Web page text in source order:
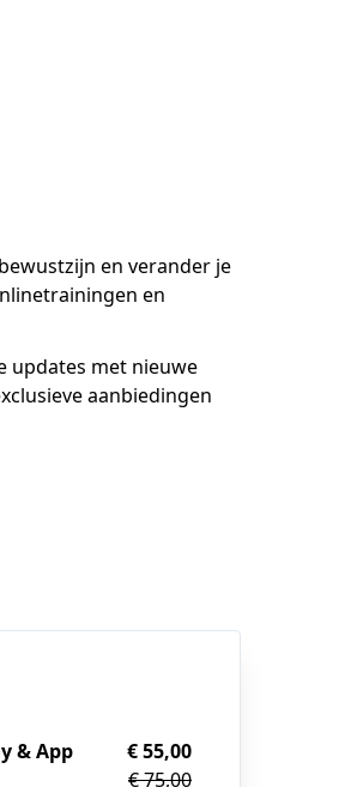
en verander je
en
updates met nieuwe
aanbiedingen
& App
€ 55,00
€ 75,00